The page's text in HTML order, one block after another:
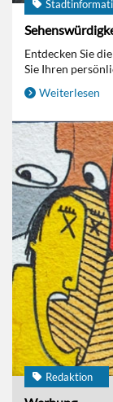
Entdecken Sie
Sie Ihren
Weiterlesen
Redaktion